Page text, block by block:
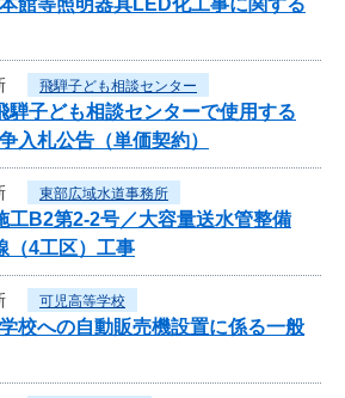
飛騨子ども相談センター
騨子ども相談センターで使用する
入札公告（単価契約）
東部広域水道事務所
工B2第2-2号／大容量送水管整備
4工区）工事
可児高等学校
校への自動販売機設置に係る一般